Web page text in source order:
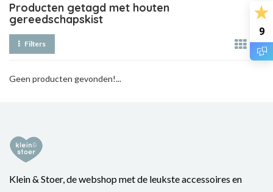
9
Producten getagd met houten
gereedschapskist
Filters
Geen producten gevonden!...
Klein & Stoer, de webshop met de leukste accessoires en